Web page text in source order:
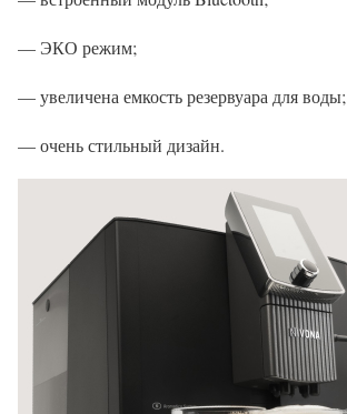
— ЭКО режим;
— увеличена емкость резервуара для воды;
— очень стильный дизайн.